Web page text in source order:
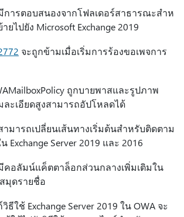
การตอบสนองจากโฟลเดอร์สาธารณะสําห
ยไปยัง Microsoft Exchange 2019
จะถูกข้ามเมื่อเริ่มการร้องขอเพจการ
ถูกบายพาสและรูปภาพ
ะเอียดสูงสามารถอัปโหลดได้
ามารถเปลี่ยนเส้นทางเริ่มต้นสําหรับติดตาม
Server 2019 และ 2016
คอลัมน์แค็ตตาล็อกส่วนกลางเพิ่มเติมใน
มุดรายชื่อ
วิธีใช้ Exchange Server 2019 ใน OWA จะ